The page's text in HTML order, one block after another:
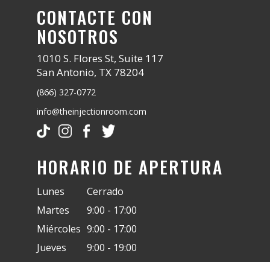
CONTACTE CON
NOSOTROS
1010 S. Flores St, Suite 117
San Antonio, TX 78204
(866) 327-0772
info@theinjectionroom.com
HORARIO DE APERTURA
Lunes
Martes
Miércoles
Jueves
Cerrado
9:00 - 17:00
9:00 - 17:00
9:00 - 19:00